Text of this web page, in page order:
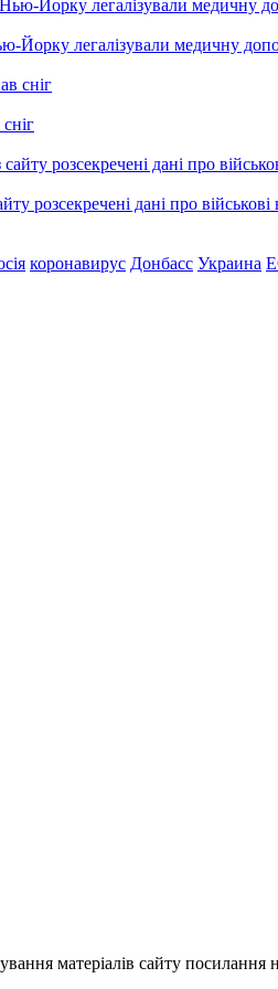
Йорку легалізували медичну
розсекречені дані про військові
коронавирус Донбасс Украина
матеріалів сайту